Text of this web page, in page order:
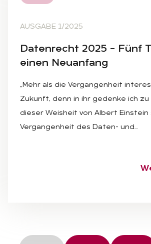
AUSGABE 1/2025
Da­ten­recht 2025 – Fünf
ei­nen Neu­an­fang
„Mehr als die Vergangenheit
Zukunft, denn in ihr gedenke ich zu
dieser Weisheit von Albert
Vergangenheit des Daten- und…